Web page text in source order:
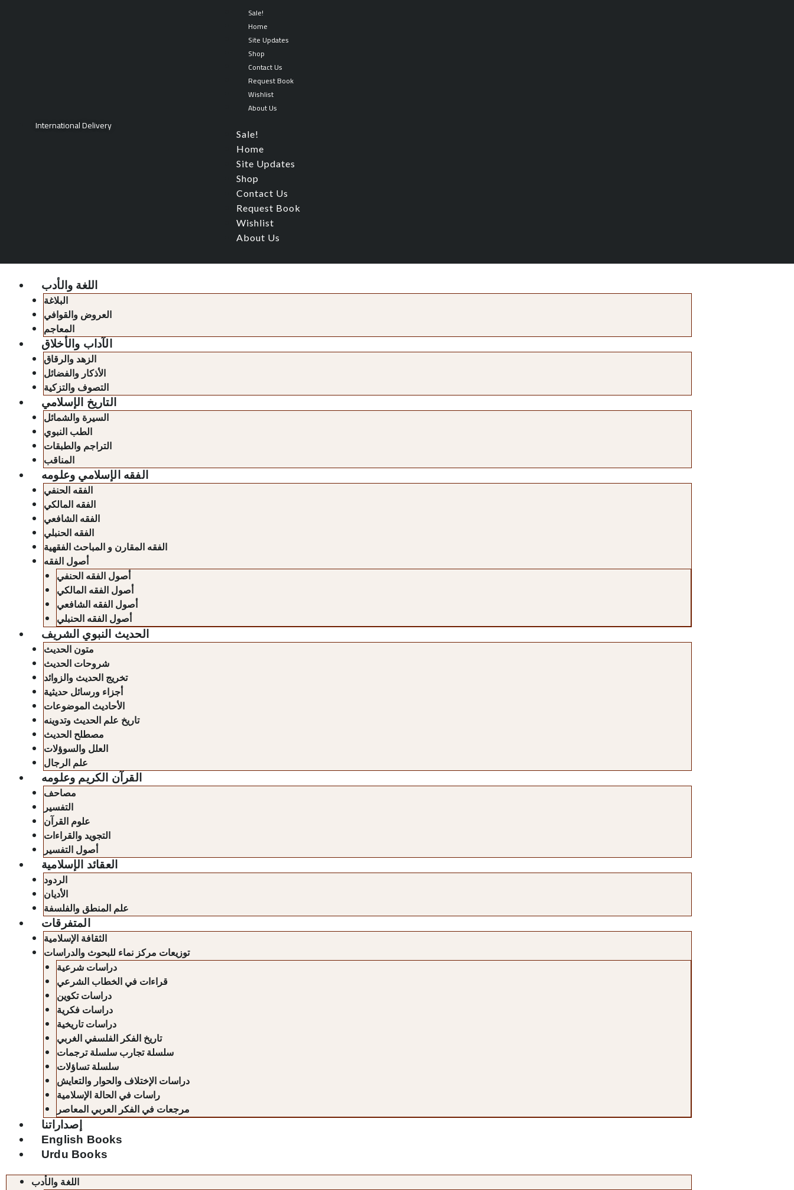
International Delivery
Sale!
Home
Site Updates
Shop
Contact Us
Request Book
Wishlist
About Us
Sale!
Home
Site Updates
Shop
Contact Us
Request Book
Wishlist
About Us
اللغة والأدب
البلاغة
العروض والقوافي
المعاجم
الآداب والأخلاق
الزهد والرقاق
الأذكار والفضائل
التصوف والتزكية
التاريخ الإسلامي
السيرة والشمائل
الطب النبوي
التراجم والطبقات
المناقب
الفقه الإسلامي وعلومه
الفقه الحنفي
الفقه المالكي
الفقه الشافعي
الفقه الحنبلي
الفقه المقارن و المباحث الفقهية
أصول الفقه
أصول الفقه الحنفي
أصول الفقه المالكي
أصول الفقه الشافعي
أصول الفقه الحنبلي
الحديث النبوي الشريف
متون الحديث
شروحات الحديث
تخريج الحديث والزوائد
أجزاء ورسائل حديثية
الأحاديث الموضوعات
تاريخ علم الحديث وتدوينه
مصطلح الحديث
العلل والسوؤلات
علم الرجال
القرآن الكريم وعلومه
مصاحف
التفسير
علوم القرآن
التجويد والقراءات
أصول التفسير
العقائد الإسلامية
الردود
الأديان
علم المنطق والفلسفة
المتفرقات
الثقافة الإسلامية
توزيعات مركز نماء للبحوث والدراسات
دراسات شرعية
قراءات في الخطاب الشرعي
دراسات تكوين
دراسات فكرية
دراسات تاريخية
تاريخ الفكر الفلسفي الغربي
سلسلة تجارب سلسلة ترجمات
سلسلة تساؤلات
دراسات الإختلاف والحوار والتعايش
راسات في الحالة الإسلامية
مرجعات في الفكر العربي المعاصر
إصداراتنا
English Books
Urdu Books
اللغة والأدب